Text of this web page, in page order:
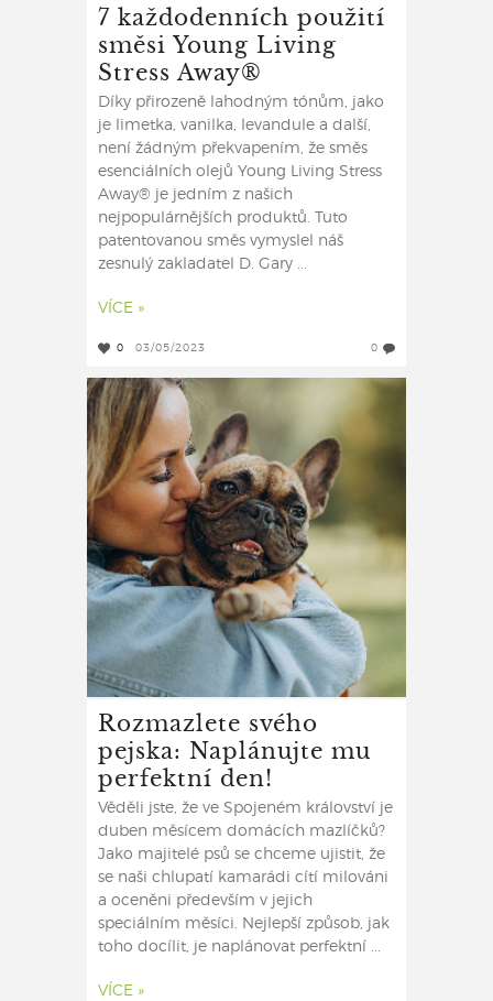
7 každodenních použití
směsi Young Living
Stress Away®
Díky přirozeně lahodným tónům, jako
je limetka, vanilka, levandule a další,
není žádným překvapením, že směs
esenciálních olejů Young Living Stress
Away® je jedním z našich
nejpopulárnějších produktů. Tuto
patentovanou směs vymyslel náš
zesnulý zakladatel D. Gary ...
VÍCE »
0 03/05/2023 0
Rozmazlete svého
pejska: Naplánujte mu
perfektní den!
Věděli jste, že ve Spojeném království je
duben měsícem domácích mazlíčků?
Jako majitelé psů se chceme ujistit, že
se naši chlupatí kamarádi cítí milováni
a oceněni především v jejich
speciálním měsíci. Nejlepší způsob, jak
toho docílit, je naplánovat perfektní ...
VÍCE »